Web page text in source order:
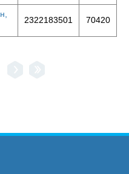
2322183501 70420